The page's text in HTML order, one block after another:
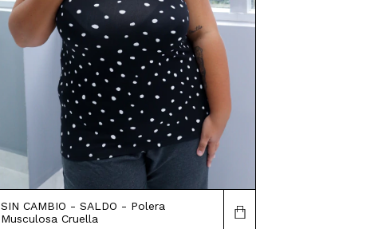
SIN CAMBIO - SALDO - Polera
Musculosa Cruella